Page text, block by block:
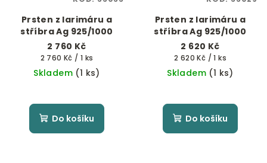
Prsten z larimáru a
stříbra Ag 925/1000
2 760 Kč
Měrná
cena:
2 760 Kč / 1 ks
Skladem (1 ks)
Do košíku
Prsten z larimáru a
stříbra Ag 925/1000
2 620 Kč
Měrná
cena:
2 620 Kč / 1 ks
Skladem (1 ks)
Do košíku